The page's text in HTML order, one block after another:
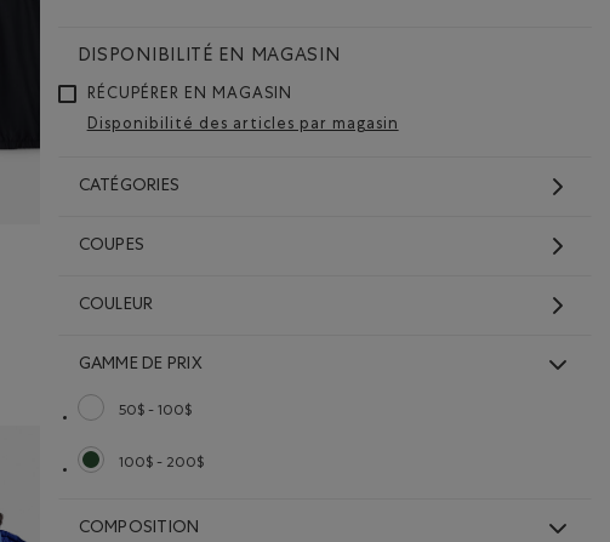
DISPONIBILITÉ EN MAGASIN
RÉCUPÉRER EN MAGASIN
Disponibilité des articles par magasin
CATÉGORIES
COUPES
COULEUR
GAMME DE PRIX
50$ - 100$
Classer selon Gamme de prix : 50$ - 100$
100$ - 200$
Choisir Classé selon Gamme de prix : 100$ - 200$
COMPOSITION
DURABLE